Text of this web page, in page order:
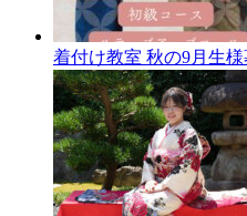
着付け教室 秋の9月生様